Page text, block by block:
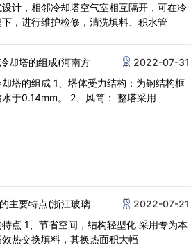
计，相邻冷却塔空气室相互隔开，可在冷
，进行维护检修，清洗填料、积水管
却塔的组成(河南方
2022-07-31
塔的组成 1、塔体受力结构：为钢结构框
于0.14mm。 2、风筒： 整塔采用
主要特点(浙江玻璃
2022-07-21
点 1、节省空间，结构轻型化 采用专为本
热交换填料，其换热面积大幅